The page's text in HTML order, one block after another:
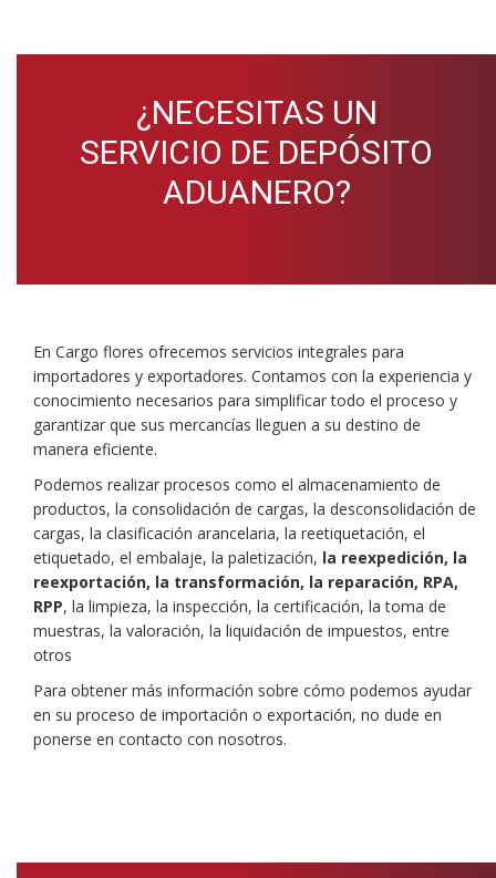
¿NECESITAS UN
SERVICIO DE DEPÓSITO
ADUANERO?
En Cargo flores ofrecemos servicios integrales para
importadores y exportadores. Contamos con la experiencia y
conocimiento necesarios para simplificar todo el proceso y
garantizar que sus mercancías lleguen a su destino de
manera eficiente.
Podemos realizar procesos como el almacenamiento de
productos, la consolidación de cargas, la desconsolidación de
cargas, la clasificación arancelaria, la reetiquetación, el
etiquetado, el embalaje, la paletización, la reexpedición, la
reexportación, la transformación, la reparación, RPA,
RPP, la limpieza, la inspección, la certificación, la toma de
muestras, la valoración, la liquidación de impuestos, entre
otros
Para obtener más información sobre cómo podemos ayudar
en su proceso de importación o exportación, no dude en
ponerse en contacto con nosotros.